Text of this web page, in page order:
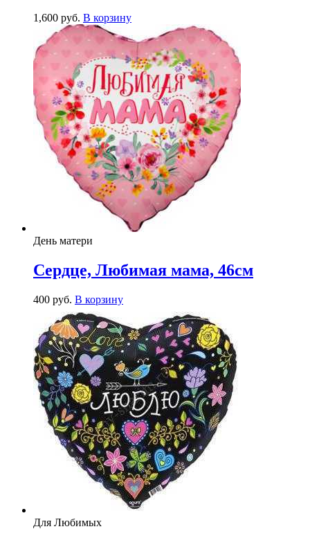
1,600 руб. В корзину
День матери
Сердце, Любимая мама, 46см
400 руб. В корзину
Для Любимых